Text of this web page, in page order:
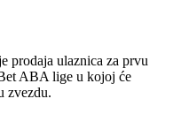
prodaja ulaznica za prvu
ABA lige u kojoj će
zvezdu.